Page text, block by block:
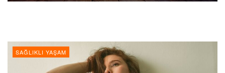
SAĞLIKLI YAŞAM